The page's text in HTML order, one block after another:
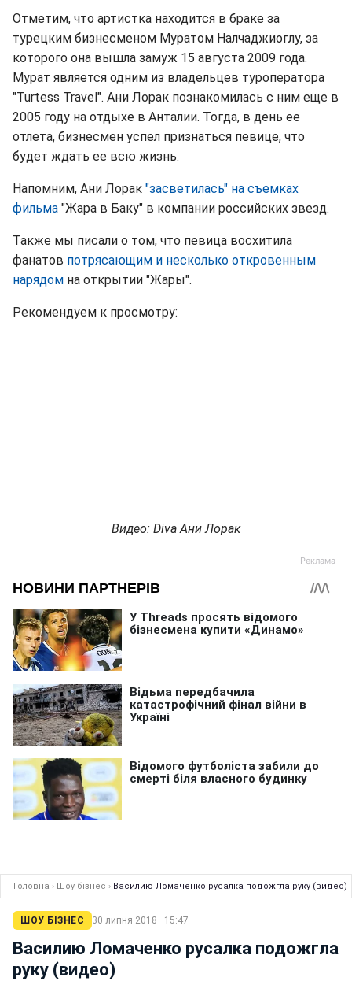
Отметим, что артистка находится в браке за
турецким бизнесменом Муратом Налчаджиоглу, за
которого она вышла замуж 15 августа 2009 года.
Мурат является одним из владельцев туроператора
"Turtess Travel". Ани Лорак познакомилась с ним еще в
2005 году на отдыхе в Анталии. Тогда, в день ее
отлета, бизнесмен успел признаться певице, что
будет ждать ее всю жизнь.
Напомним, Ани Лорак "засветилась" на съемках
фильма "Жара в Баку" в компании российских звезд.
Также мы писали о том, что певица восхитила
фанатов потрясающим и несколько откровенным
нарядом на открытии "Жары".
Рекомендуем к просмотру:
Видео: Diva Ани Лорак
Головна › Шоу бізнес › Василию Ломаченко русалка подожгла руку (видео)
ШОУ БІЗНЕС 30 липня 2018 · 15:47
Василию Ломаченко русалка подожгла
руку (видео)